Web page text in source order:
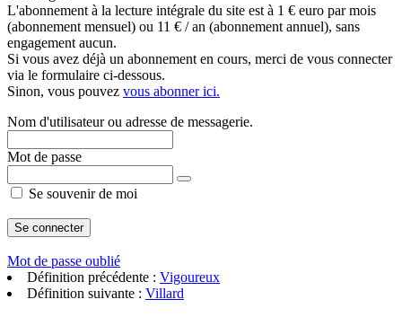
L'abonnement à la lecture intégrale du site est à 1 € euro par mois
(abonnement mensuel) ou 11 € / an (abonnement annuel), sans
engagement aucun.
Si vous avez déjà un abonnement en cours, merci de vous connecter
via le formulaire ci-dessous.
Sinon, vous pouvez vous abonner ici.
Nom d'utilisateur ou adresse de messagerie.
Mot de passe
Se souvenir de moi
Mot de passe oublié
Définition précédente : Vigoureux
Définition suivante : Villard